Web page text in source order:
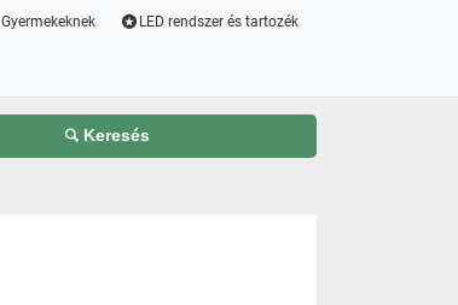
Gyermekeknek LED rendszer és tartozék
Keresés